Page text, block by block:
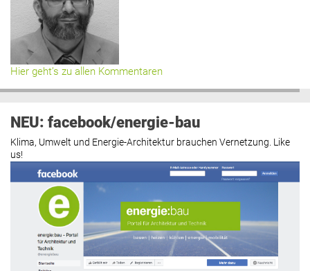
Hier geht’s zu allen Kommentaren
NEU: facebook/energie-bau
Klima, Umwelt und Energie-Architektur brauchen Vernetzung. Like
us!